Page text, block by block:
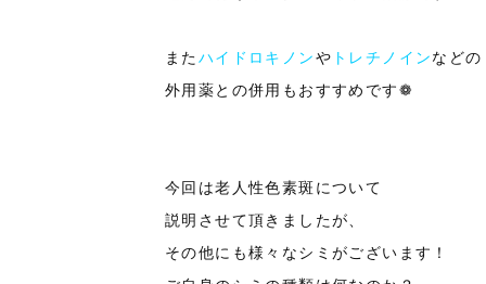
またハイドロキノンや トレチノインなどの
外用薬との併用もおすすめです❁
今回は老人性色素斑について
説明させて頂きましたが、
その他にも様々なシミがございます！